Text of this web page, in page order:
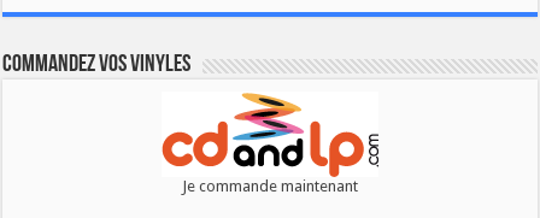
Commandez vos vinyles
Je commande maintenant